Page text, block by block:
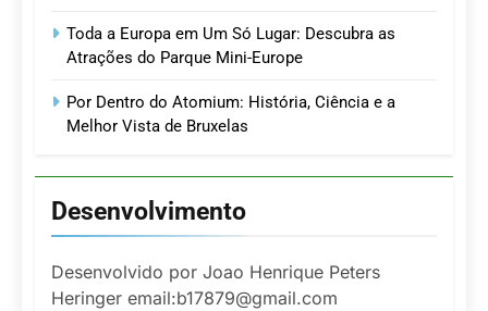
Toda a Europa em Um Só Lugar: Descubra as
Atrações do Parque Mini-Europe
Por Dentro do Atomium: História, Ciência e a
Melhor Vista de Bruxelas
Desenvolvimento
Desenvolvido por Joao Henrique Peters
Heringer email:b17879@gmail.com